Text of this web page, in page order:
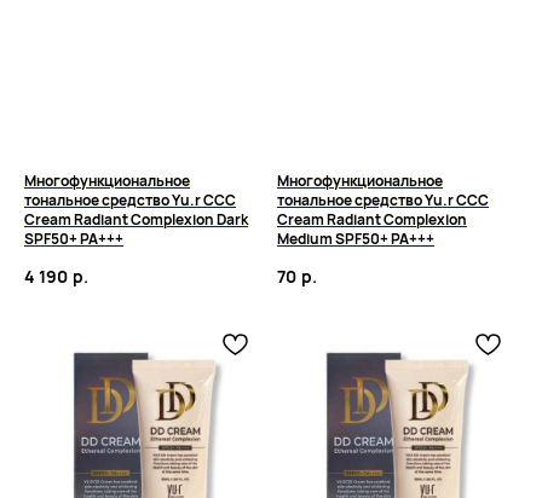
Многофункциональное
тональное средство Yu.r CCC
Cream Radiant Complexion Dark
SPF50+ PA+++
4 190 р.
Многофункциональное
тональное средство Yu.r CCC
Cream Radiant Complexion
Medium SPF50+ PA+++
70 р.